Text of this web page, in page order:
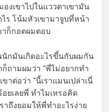
องเขาไปในแววตาเขามัน
ร โน้มหัวเขามาจูบที่หน้า
าก็กอดผมตอบ
กมันเกิดอะไรขึ้นกับผมกัน
ถามผมว่า “พี่ไม่อยากทำ
าต่อว่า “นี้เราแมนเปล่าเนี่
อยเลยพี่ ทำไมเหรอคิด
าถึงยอมให้พี่ทำอะไรง่าย